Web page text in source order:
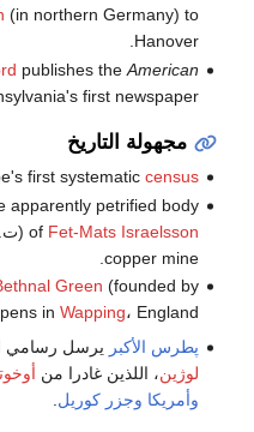
(in northern Germany) to
Hanover.
publishes the American
first newspaper.
مجهولة التاريخ
first systematic census
apparently petrified body
of Fet-Mats Israelsson (ت.
copper mine.
Green (founded by
in Wapping، England.
پطرس الأكبر يرسل رسامي
لوژين، اللذين غادرا من
وأمريكا وجزر كوريل